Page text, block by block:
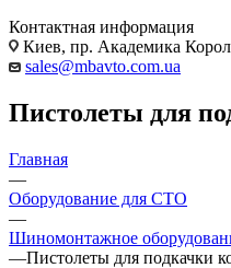
Контактная информация
Киев, пр. Академика
sales@mbavto.com.ua
Пистолеты для
Главная
—
Оборудование для СТО
—
Шиномонтажное
—Пистолеты для подкачки